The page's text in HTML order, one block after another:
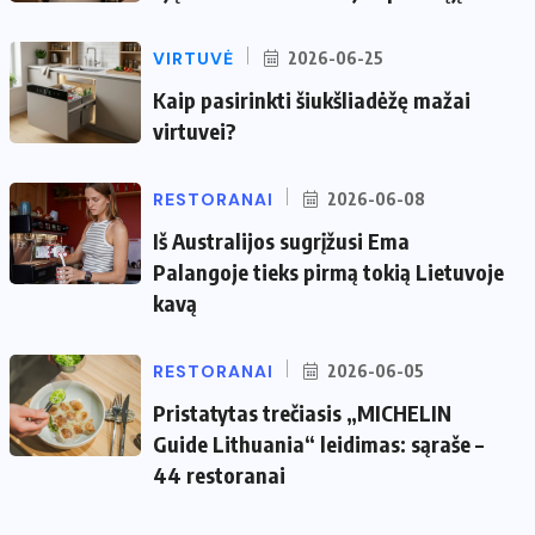
VIRTUVĖ 2026-06-25
Kaip pasirinkti šiukšliadėžę mažai
virtuvei?
RESTORANAI 2026-06-08
Iš Australijos sugrįžusi Ema
Palangoje tieks pirmą tokią Lietuvoje
kavą
RESTORANAI 2026-06-05
Pristatytas trečiasis „MICHELIN
Guide Lithuania“ leidimas: sąraše –
44 restoranai